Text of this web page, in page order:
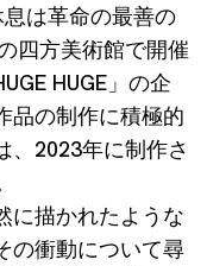
は革命の最善の
四方美術館で開催
HUGE」の企
品の制作に積極的
、2023年に制作さ
に描かれたような
の衝動について尋